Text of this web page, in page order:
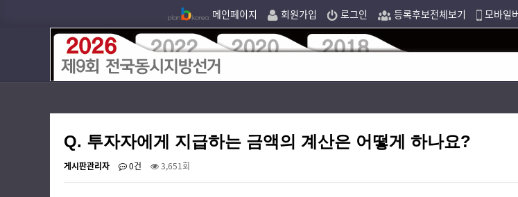
메인페이지 회원가입 로그인 등록후보전체보기 모바일
Q. 투자자에게 지급하는 금액의 계산은 어떻게 하나요?
게시판관리자 0건 3,651회